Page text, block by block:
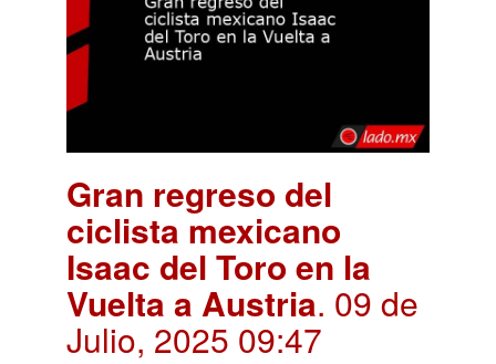
Gran regreso del
ciclista mexicano
Isaac del Toro en la
Vuelta a Austria. 09 de
Julio, 2025 09:47